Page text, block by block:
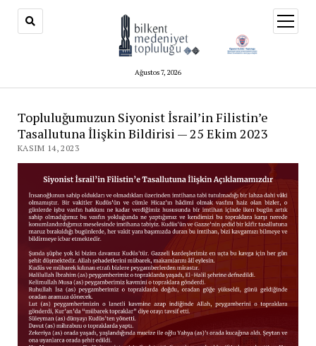
Ağustos 7, 2026
aç
Topluluğumuzun Siyonist İsrail’in Filistin’e
Tasallutuna İlişkin Bildirisi — 25 Ekim 2023
KASIM 14, 2023